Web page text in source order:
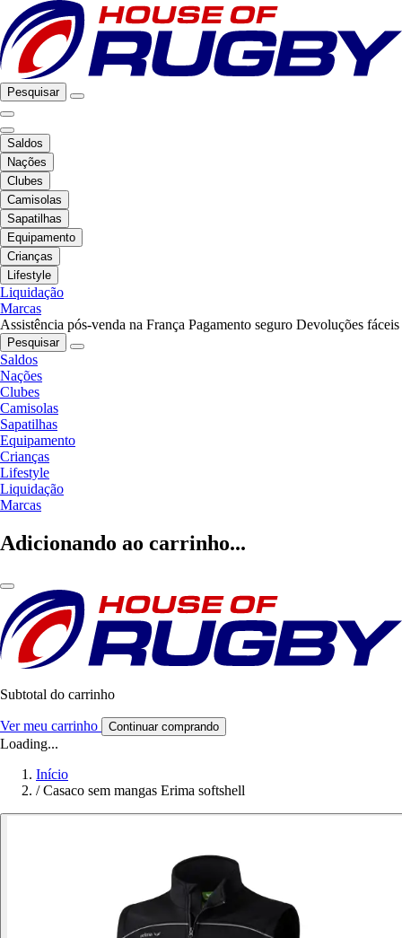
Pesquisar
Saldos
Nações
Clubes
Camisolas
Sapatilhas
Equipamento
Crianças
Lifestyle
Liquidação
Marcas
Assistência pós-venda na França Pagamento seguro Devoluções fáceis
Pesquisar
Saldos
Nações
Clubes
Camisolas
Sapatilhas
Equipamento
Crianças
Lifestyle
Liquidação
Marcas
Adicionando ao carrinho...
Subtotal do carrinho
Ver meu carrinho Continuar comprando
Loading...
Início
/ Casaco sem mangas Erima softshell